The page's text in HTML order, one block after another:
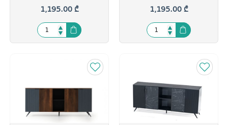
კარით, MOON/ANTRASIT,
GT-313269
1,195.00 ₾
REGISTER/ROYAL MERMER,
GT-313429
1,195.00 ₾